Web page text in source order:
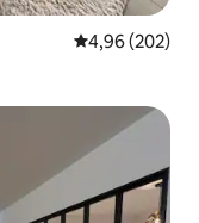
5 üzerinden
4,96 (202)